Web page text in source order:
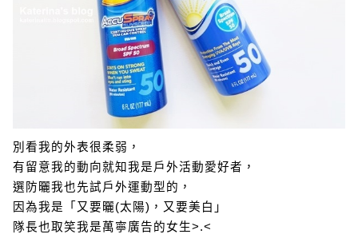
別看我的外表很柔弱，
有留意我的動向就知我是戶外活動愛好者，
選防曬我也先試戶外運動型的，
因為我是「又要曬(太陽)，又要美白」
隊長也取笑我是萬寧廣告的女生>.<